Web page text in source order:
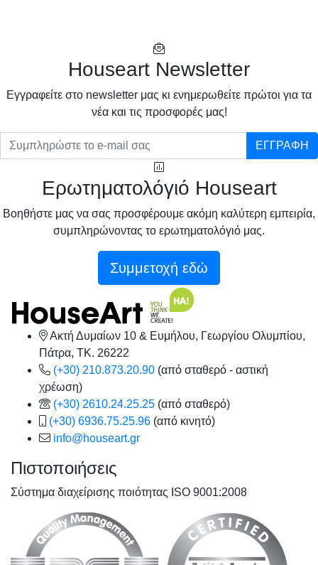
Houseart Newsletter
Eγγραφείτε στο newsletter μας κι ενημερωθείτε πρώτοι για τα
νέα και τις προσφορές μας!
ΕΓΓΡΑΦΗ
Ερωτηματολόγιό Houseart
Βοηθήστε μας να σας προσφέρουμε ακόμη καλύτερη εμπειρία,
συμπληρώνοντας το ερωτηματολόγιό μας.
Συμμετοχή εδώ
Ακτή Δυμαίων 10 & Ευμήλου, Γεωργίου Ολυμπίου,
Πάτρα, TK. 26222
(+30) 210.873.20.90 (από σταθερό - αστική
χρέωση)
(+30) 2610.24.25.25 (από σταθερό)
(+30) 6936.75.25.96 (από κινητό)
info@houseart.gr
Πιστοποιήσεις
Σύστημα διαχείρισης ποιότητας ISO 9001:2008